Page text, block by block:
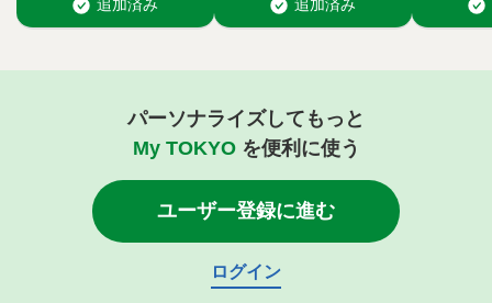
パーソナライズしてもっと
My TOKYOを便利に使う
ユーザー登録に進む
ログイン